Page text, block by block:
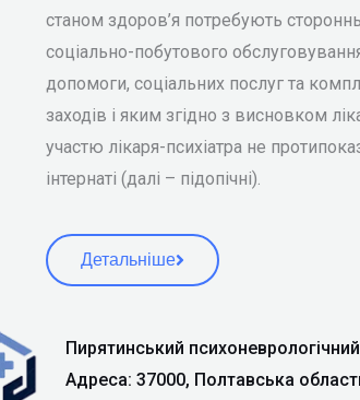
станом здоров’я потребують
соціально-побутового
допомоги, соціальних послуг та
заходів і яким згідно з висновком
участю лікаря-психіатра не
інтернаті (далі – підопічні).
Детальніше
Пирятинський
Адреса: 37000, Полтавська